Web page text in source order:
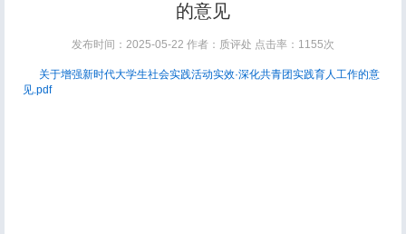
的意见
发布时间：2025-05-22 作者：质评处 点击率： 1155次
关于增强新时代大学生社会实践活动实效·深化共青团实践育人工作的意
见.pdf